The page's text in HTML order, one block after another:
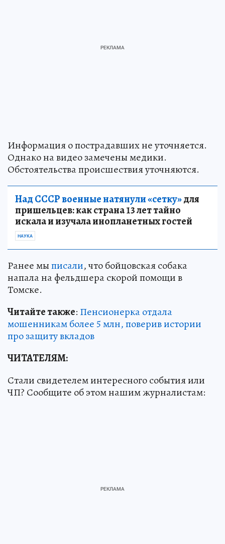
Информация о пострадавших не уточняется.
Однако на видео замечены медики.
Обстоятельства происшествия уточняются.
Над СССР военные натянули «сетку»для
пришельцев: как страна 13 лет тайно
искала и изучала инопланетных гостей
НАУКА
Ранее мыписали, что бойцовская собака
напала на фельдшера скорой помощи в
Томске.
Читайте также: Пенсионерка отдала
мошенникам более 5 млн, поверив истории
про защиту вкладов
ЧИТАТЕЛЯМ:
Стали свидетелем интересного события или
ЧП? Сообщите об этом нашим журналистам: